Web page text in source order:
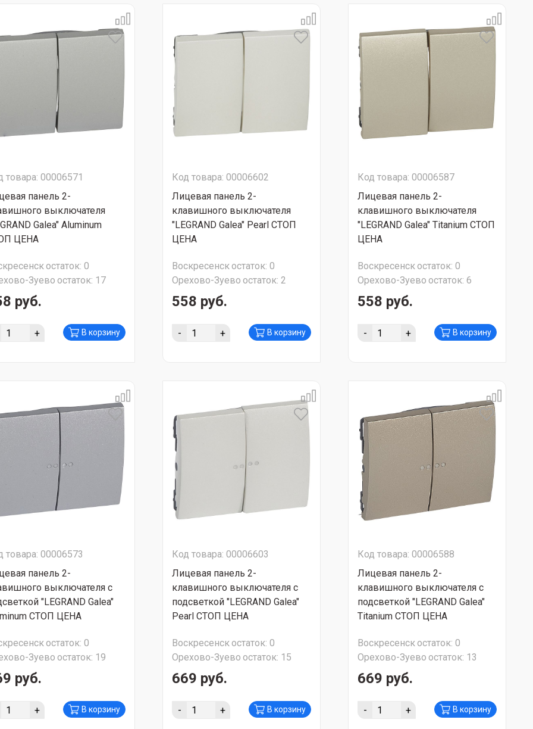
товара: 00006571
панель 2-
выключателя
Galea" Aluminum
ЦЕНА
остаток: 0
Зуево остаток: 17
руб.
+ В корзину
Код товара: 00006602
Лицевая панель 2-
клавишного выключателя
"LEGRAND Galea" Pearl СТОП
ЦЕНА
Воскресенскостаток: 0
Орехово-Зуево остаток: 2
558 руб.
- + В корзину
Код товара: 00006587
Лицевая панель 2-
клавишного выключателя
"LEGRAND Galea" Titanium СТОП
ЦЕНА
Воскресенскостаток: 0
Орехово-Зуево остаток: 6
558 руб.
- + В корзину
товара: 00006573
панель 2-
выключателя с
"LEGRAND Galea"
СТОП ЦЕНА
остаток: 0
Зуево остаток: 19
руб.
+ В корзину
Код товара: 00006603
Лицевая панель 2-
клавишного выключателя с
подсветкой "LEGRAND Galea"
Pearl СТОП ЦЕНА
Воскресенскостаток: 0
Орехово-Зуево остаток: 15
669 руб.
- + В корзину
Код товара: 00006588
Лицевая панель 2-
клавишного выключателя с
подсветкой "LEGRAND Galea"
Titanium СТОП ЦЕНА
Воскресенскостаток: 0
Орехово-Зуево остаток: 13
669 руб.
- + В корзину